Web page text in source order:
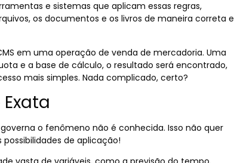
e sistemas que aplicam essas regras,
os documentos e os livros de maneira correta e
em uma operação de venda de mercadoria. Uma
e a base de cálculo, o resultado será encontrado,
mais simples. Nada complicado, certo?
o fenômeno não é conhecida. Isso não quer
de aplicação!